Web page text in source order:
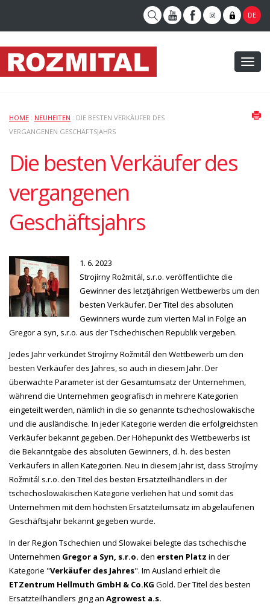
DE
HOME : NEUHEITEN : DIE BESTEN VERKÄUFER DES
VERGANGENEN GESCHÄFTSJAHRS
Die besten Verkäufer des
vergangenen
Geschäftsjahrs
1. 6. 2023
Strojírny Rožmitál, s.r.o. veröffentlichte die
Gewinner des letztjährigen Wettbewerbs um den
besten Verkäufer. Der Titel des absoluten
Gewinners wurde zum vierten Mal in Folge an
Gregor a syn, s.r.o. aus der Tschechischen Republik vergeben.
Jedes Jahr verkündet Strojírny Rožmitál den Wettbewerb um den
besten Verkäufer des Jahres, so auch in diesem Jahr. Der
überwachte Parameter ist der Gesamtumsatz der Unternehmen,
während die Unternehmen geografisch in mehrere Kategorien
eingeteilt werden, nämlich in die so genannte tschechoslowakische
und die ausländische. In jeder Kategorie werden die erfolgreichsten
Verkäufer bekannt gegeben. Der Höhepunkt des Wettbewerbs ist
die Bekanntgabe des absoluten Gewinners, d. h. des besten
Verkäufers in allen Kategorien. Neu in diesem Jahr ist, dass Strojírny
Rožmitál s.r.o. den Titel des besten Ersatzteilhändlers in der
tschechoslowakischen Kategorie verliehen hat und somit das
Unternehmen mit dem höchsten Ersatzteilumsatz im abgelaufenen
Geschäftsjahr bekannt gegeben wurde.
In der Region Tschechien und Slowakei belegte das tschechische
Unternehmen Gregor a Syn, s.r.o. den ersten Platz in der
Kategorie "Verkäufer des Jahres". Im Ausland erhielt die
ETZentrum Hellmuth GmbH & Co.KG Gold. Der Titel des besten
Ersatzteilhändlers ging an Agrowest a.s.